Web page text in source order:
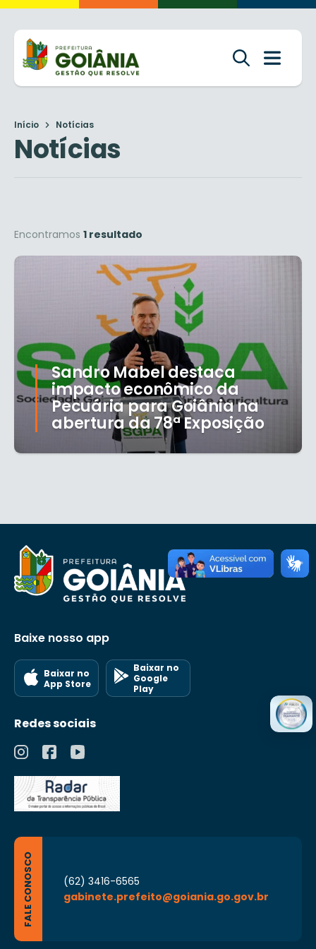
Início Notícias
Notícias
Encontramos 1 resultado
Sandro Mabel destaca
impacto econômico da
Pecuária para Goiânia na
abertura da 78ª Exposição
Baixe nosso app
Baixar no
App Store
Baixar no
Google
Play
Redes sociais
FALE CONOSCO
(62) 3416-6565
gabinete.prefeito@goiania.go.gov.br